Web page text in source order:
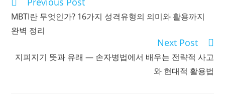
articles
MBTI란 무엇인가? 16가지 성격유형의 의미와 활용까지
완벽 정리
Next Post
지피지기 뜻과 유래 — 손자병법에서 배우는 전략적 사고
와 현대적 활용법